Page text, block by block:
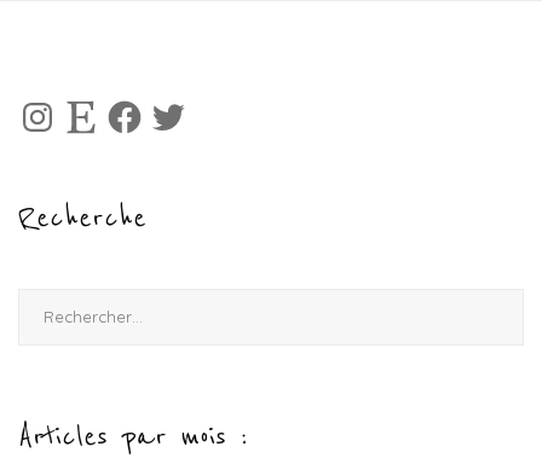
Instagram
Etsy Facebook
Twitter
Recherche
Articles par mois :